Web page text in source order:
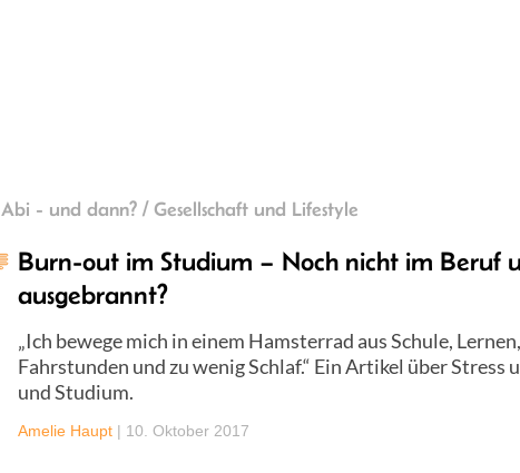
Abi - und dann? / Gesellschaft und Lifestyle
Burn-out im Studium – Noch nicht im Beruf
ausgebrannt?
„Ich bewege mich in einem Hamsterrad aus Schule,
Fahrstunden und zu wenig Schlaf.“ Ein Artikel über Stress
und Studium.
Amelie Haupt | 10. Oktober 2017